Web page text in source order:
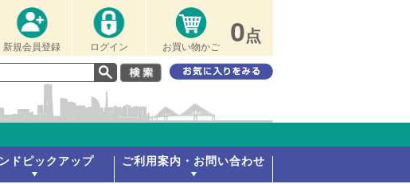
新規会員登録 ログイン お買い物かご 0点
ドピックアップ ご利用案内・お問い合わせ